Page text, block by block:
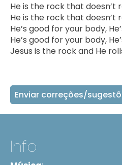
He is the rock that doesn’t
He is the rock that doesn’t
He’s good for your body,
He’s good for your body,
Jesus is the rock and He
Enviar correções/
Info